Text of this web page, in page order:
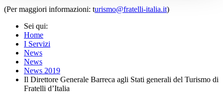
(Per maggiori informazioni: turismo@fratelli-italia.it)
Sei qui:
Home
I Servizi
News
News
News 2019
Il Direttore Generale Barreca agli Stati generali del Turismo di
Fratelli d’Italia